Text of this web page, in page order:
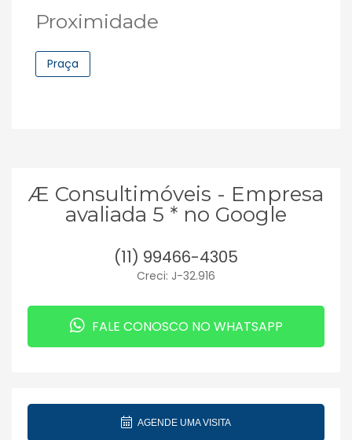
Proximidade
Praça
Æ Consultimóveis - Empresa
avaliada 5 * no Google
(11) 99466-4305
Creci: J-32.916
FALE CONOSCO NO WHATSAPP
AGENDE UMA VISITA